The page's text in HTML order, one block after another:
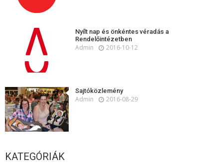
Nyílt nap és önkéntes véradás a
Rendelőintézetben
Admin 2016-10-12
Sajtóközlemény
Admin 2016-08-29
KATEGÓRIÁK